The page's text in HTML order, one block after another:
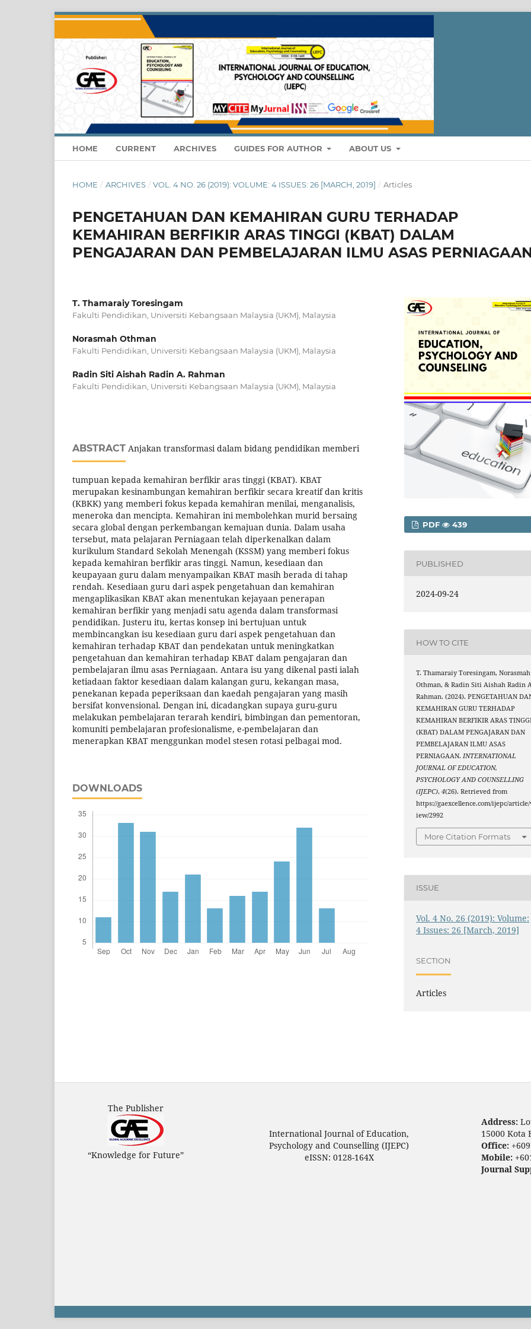
HOME CURRENT ARCHIVES GUIDES FOR AUTHOR ABOUT US
HOME / ARCHIVES / VOL. 4 NO. 26 (2019): VOLUME: 4 ISSUES: 26 [MARCH, 2019] / Articles
PENGETAHUAN DAN KEMAHIRAN GURU TERHADAP
KEMAHIRAN BERFIKIR ARAS TINGGI (KBAT) DALAM
PENGAJARAN DAN PEMBELAJARAN ILMU ASAS
T. Thamaraiy Toresingam
Fakulti Pendidikan, Universiti Kebangsaan Malaysia (UKM), Malaysia
Norasmah Othman
Fakulti Pendidikan, Universiti Kebangsaan Malaysia (UKM), Malaysia
Radin Siti Aishah Radin A. Rahman
Fakulti Pendidikan, Universiti Kebangsaan Malaysia (UKM), Malaysia
ABSTRACT Anjakan transformasi dalam bidang pendidikan memberi
tumpuan kepada kemahiran berfikir aras tinggi (KBAT). KBAT
merupakan kesinambungan kemahiran berfikir secara kreatif dan kritis
(KBKK) yang memberi fokus kepada kemahiran menilai, menganalisis,
meneroka dan mencipta. Kemahiran ini membolehkan murid bersaing
secara global dengan perkembangan kemajuan dunia. Dalam usaha
tersebut, mata pelajaran Perniagaan telah diperkenalkan dalam
kurikulum Standard Sekolah Menengah (KSSM) yang memberi fokus
kepada kemahiran berfikir aras tinggi. Namun, kesediaan dan
keupayaan guru dalam menyampaikan KBAT masih berada di tahap
rendah. Kesediaan guru dari aspek pengetahuan dan kemahiran
mengaplikasikan KBAT akan menentukan kejayaan penerapan
kemahiran berfikir yang menjadi satu agenda dalam transformasi
pendidikan. Justeru itu, kertas konsep ini bertujuan untuk
membincangkan isu kesediaan guru dari aspek pengetahuan dan
kemahiran terhadap KBAT dan pendekatan untuk meningkatkan
pengetahuan dan kemahiran terhadap KBAT dalam pengajaran dan
pembelajaran ilmu asas Perniagaan. Antara isu yang dikenal pasti ialah
ketiadaan faktor kesediaan dalam kalangan guru, kekangan masa,
penekanan kepada peperiksaan dan kaedah pengajaran yang masih
bersifat konvensional. Dengan ini, dicadangkan supaya guru-guru
melakukan pembelajaran terarah kendiri, bimbingan dan pementoran,
komuniti pembelajaran profesionalisme, e-pembelajaran dan
menerapkan KBAT menggunkan model stesen rotasi pelbagai mod.
DOWNLOADS
PDF 439
PUBLISHED
2024-09-24
HOW TO CITE
T. Thamaraiy Toresingam, Norasmah
Othman, & Radin Siti Aishah Radin
Rahman. (2024). PENGETAHUAN
KEMAHIRAN GURU TERHADAP
KEMAHIRAN BERFIKIR ARAS
(KBAT) DALAM PENGAJARAN DAN
PEMBELAJARAN ILMU ASAS
PERNIAGAAN.INTERNATIONAL
JOURNAL OF EDUCATION,
PSYCHOLOGY AND COUNSELLING
(IJEPC),4(26). Retrieved from
https://gaexcellence.com/ijepc/
iew/2992
More Citation Formats
ISSUE
Vol. 4 No. 26 (2019): Volume:
4 Issues: 26 [March, 2019]
SECTION
Articles
The Publisher
“Knowledge for Future”
International Journal of Education,
Psychology and Counselling (IJEPC)
eISSN: 0128-164X
Address:
15000 Kota
Office:
Mobile:
Journal